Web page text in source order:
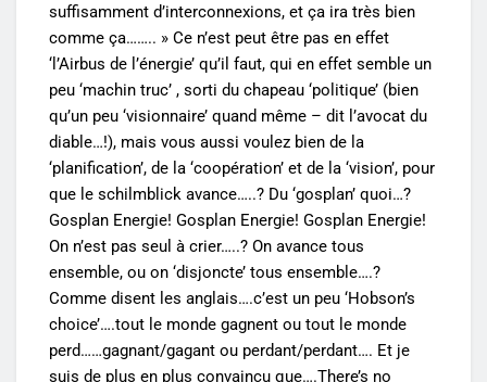
suffisamment d’interconnexions, et ça ira très bien
comme ça…….. » Ce n’est peut être pas en effet
‘l’Airbus de l’énergie’ qu’il faut, qui en effet semble un
peu ‘machin truc’ , sorti du chapeau ‘politique’ (bien
qu’un peu ‘visionnaire’ quand même – dit l’avocat du
diable…!), mais vous aussi voulez bien de la
‘planification’, de la ‘coopération’ et de la ‘vision’, pour
que le schilmblick avance…..? Du ‘gosplan’ quoi…?
Gosplan Energie! Gosplan Energie! Gosplan Energie!
On n’est pas seul à crier…..? On avance tous
ensemble, ou on ‘disjoncte’ tous ensemble….?
Comme disent les anglais….c’est un peu ‘Hobson’s
choice’….tout le monde gagnent ou tout le monde
perd……gagnant/gagant ou perdant/perdant…. Et je
suis de plus en plus convaincu que….There’s no